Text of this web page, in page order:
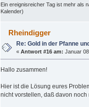
Ein ereignisreicher Tag ist mehr als
Kalender)
Rheindigger
Re: Gold in der Pfanne
«Antwort #16 am: Januar
Hallo zusammen!
Hier ist die Lösung eures
nicht vorstellen, daß davon